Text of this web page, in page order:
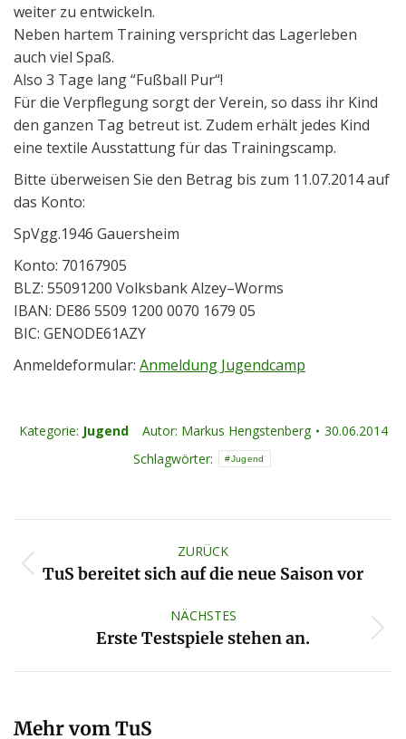
weiter zu entwickeln.
Neben hartem Training verspricht das Lagerleben
auch viel Spaß.
Also 3 Tage lang “Fußball Pur“!
Für die Verpflegung sorgt der Verein, so dass ihr Kind
den ganzen Tag betreut ist. Zudem erhält jedes Kind
eine textile Ausstattung für das Trainingscamp.
Bitte überweisen Sie den Betrag bis zum 11.07.2014 auf
das Konto:
SpVgg.1946 Gauersheim
Konto: 70167905
BLZ: 55091200 Volksbank Alzey–Worms
IBAN: DE86 5509 1200 0070 1679 05
BIC: GENODE61AZY
Anmeldeformular: Anmeldung Jugendcamp
Kategorie: Jugend Autor: Markus Hengstenberg
30.06.2014
Schlagwörter:
Jugend
ZURÜCK
Vorheriger
TuS bereitet sich auf die neue Saison vor
NÄCHSTES
Nächster
Erste Testspiele stehen an.
Mehr vom TuS